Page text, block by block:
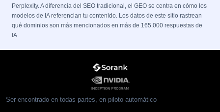
Perplexity. A diferencia del SEO tradicional, el GEO se centra en cómo los
modelos de IA referencian tu contenido. Los datos de este sitio rastrean
qué dominios son más mencionados en más de 165.000 respuestas de
IA.
Ser encontrado en todas partes, en piloto automático